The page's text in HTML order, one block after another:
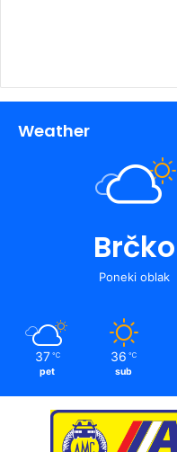
Weather
Brčko
Poneki oblak
37 ℃
pet
36 ℃
sub